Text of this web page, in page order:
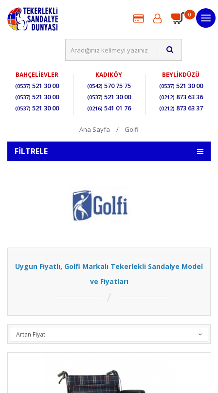
0
BAHÇELİEVLER
(0537) 521 30 00
(0537) 521 30 00
(0537) 521 30 00
KADIKÖY
(0542) 570 75 75
(0537) 521 30 00
(0216) 541 01 76
BEYLİKDÜZÜ
(0537) 521 30 00
(0212) 873 63 36
(0212) 873 63 37
Ana Sayfa Golfi
FILTRELE
Uygun Fiyatlı, Golfi Markalı Tekerlekli Sandalye Model
ve Fiyatları